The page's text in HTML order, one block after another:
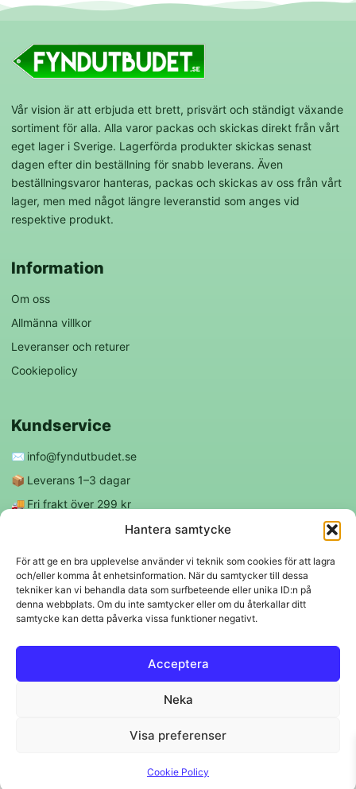
Hantera samtycke
För att ge en bra upplevelse använder vi teknik som cookies för att lagra
och/eller komma åt enhetsinformation. När du samtycker till dessa
tekniker kan vi behandla data som surfbeteende eller unika ID:n på
denna webbplats. Om du inte samtycker eller om du återkallar ditt
samtycke kan detta påverka vissa funktioner negativt.
Acceptera
Neka
Visa preferenser
Cookie Policy
Vår vision är att erbjuda ett brett, prisvärt och ständigt växande
sortiment för alla. Alla varor packas och skickas direkt från vårt
eget lager i Sverige. Lagerförda produkter skickas senast
dagen efter din beställning för snabb leverans. Även
beställningsvaror hanteras, packas och skickas av oss från vårt
lager, men med något längre leveranstid som anges vid
respektive produkt.
Information
Om oss
Allmänna villkor
Leveranser och returer
Cookiepolicy
Kundservice
✉️ info@fyndutbudet.se
📦 Leverans 1–3 dagar
🚚 Fri frakt över 299 kr
Följ oss
f ◎
Trygga betalningar
Swish
Svenskt lager 🇸🇪 • Snabba leveranser • Trygga köp